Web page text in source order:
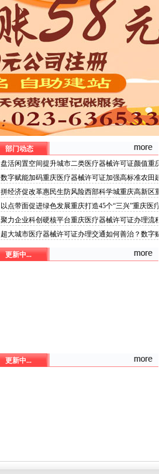
部门动态
盘活闲置空间提升城市二类医疗器械许可证颜值重庆
中心城区累计拆除围挡172处
数字赋能加码重庆医疗器械许可证加强高标准农田建
设资金监管
拼经济促改革惠民生防风险西部科学城重庆高新区重
庆医疗器械许可证以实干担当锻造高质量发展新动能
以点带面促进绿色发展重庆打造45个“三兴”重庆医疗
器械许可证村赋能乡村振兴
聚力企业科创硬核平台重庆医疗器械许可证办理流程
启动本年度工业和信息化重点实验室认定
超大城市医疗器械许可证办理交通如何善治？数字赋
更新中...
更新中...